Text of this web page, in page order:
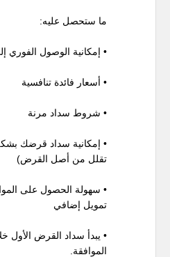
ما ستحصل عليه:
• إمكانية الوصول الفوري
• أسعار فائدة تنافسية
• شروط سداد مرنة
• إمكانية سداد قرضك
تقلل من أصل القرض)
• سهولة الحصول على
تمويل إضافي
• يبدأ سداد القرض الأول
الموافقة.